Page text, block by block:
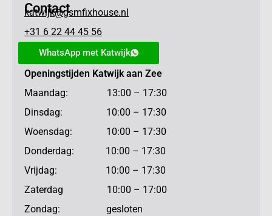
Contact
katwijk@gsmfixhouse.nl
+31 6 22 44 45 56
WhatsApp met Katwijk
Openingstijden Katwijk aan Zee
Maandag: 13:00 – 17:30
Dinsdag: 10:00 – 17:30
Woensdag: 10:00 – 17:30
Donderdag: 10:00 – 17:30
Vrijdag: 10:00 – 17:30
Zaterdag 10:00 – 17:00
Zondag: gesloten